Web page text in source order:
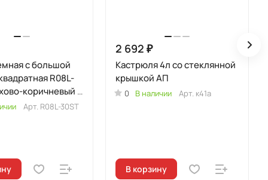
с большой
R08L-
коричневый в
с экраном
Арт. R08L-30ST
2 692 ₽
Кастрюля 4л со стеклянной
крышкой АП
0 В наличии Арт. к41а
В корзину